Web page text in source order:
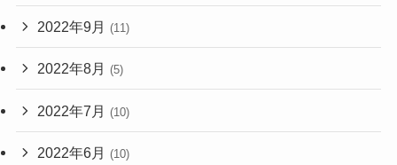
2022年9月 (11)
2022年8月 (5)
2022年7月 (10)
2022年6月 (10)